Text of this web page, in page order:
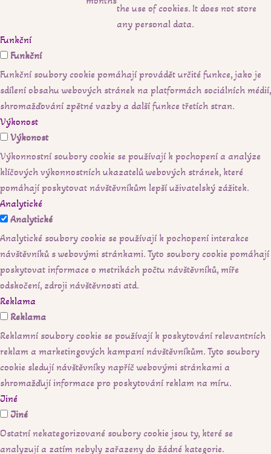
the use of cookies. It does not store
any personal data.
Funkční
Funkční
Funkční soubory cookie pomáhají provádět určité funkce, jako je
sdílení obsahu webových stránek na platformách sociálních médií,
shromažďování zpětné vazby a další funkce třetích stran.
Výkonost
Výkonost
Výkonnostní soubory cookie se používají k pochopení a analýze
klíčových výkonnostních ukazatelů webových stránek, které
pomáhají poskytovat návštěvníkům lepší uživatelský zážitek.
Analytické
Analytické
Analytické soubory cookie se používají k pochopení interakce
návštěvníků s webovými stránkami. Tyto soubory cookie pomáhají
poskytovat informace o metrikách počtu návštěvníků, míře
odskočení, zdroji návštěvnosti atd.
Reklama
Reklama
Reklamní soubory cookie se používají k poskytování relevantních
reklam a marketingových kampaní návštěvníkům. Tyto soubory
cookie sledují návštěvníky napříč webovými stránkami a
shromažďují informace pro poskytování reklam na míru.
Jiné
Jiné
Ostatní nekategorizované soubory cookie jsou ty, které se
analyzují a zatím nebyly zařazeny do žádné kategorie.